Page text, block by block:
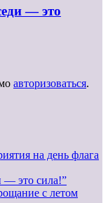
— это
авторизоваться.
на день флага
— это сила!”
с летом